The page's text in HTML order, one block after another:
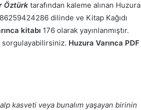
Öztürk tarafından kaleme alınan Huzura
dilinde ve Kitap Kağıdı
kitabı 176 olarak yayınlanmıştır.
sorgulayabilirsiniz. Huzura Varınca PDF
kasveti veya bunalım yaşayan birinin